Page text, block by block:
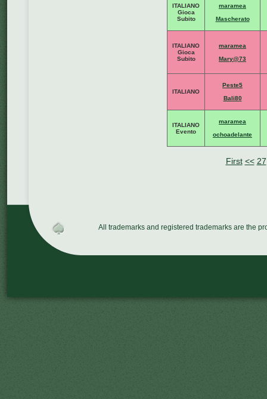
ITALIANO
Gioca
Subito
maramea
Mascherato
ITALIANO
Gioca
Subito
maramea
Mary@73
ITALIANO
Peste5
Bali80
ITALIANO
Evento
maramea
ochoadelante
First << 27
All trademarks and registered trademarks are the